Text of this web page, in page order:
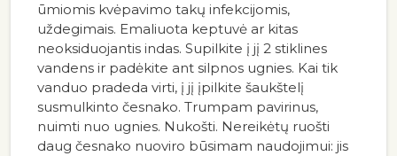
ūmiomis kvėpavimo takų infekcijomis,
uždegimais. Emaliuota keptuvė ar kitas
neoksiduojantis indas. Supilkite į jį 2 stiklines
vandens ir padėkite ant silpnos ugnies. Kai tik
vanduo pradeda virti, į jį įpilkite šaukštelį
susmulkinto česnako. Trumpam pavirinus,
nuimti nuo ugnies. Nukošti. Nereikėtų ruošti
daug česnako nuoviro būsimam naudojimui: jis